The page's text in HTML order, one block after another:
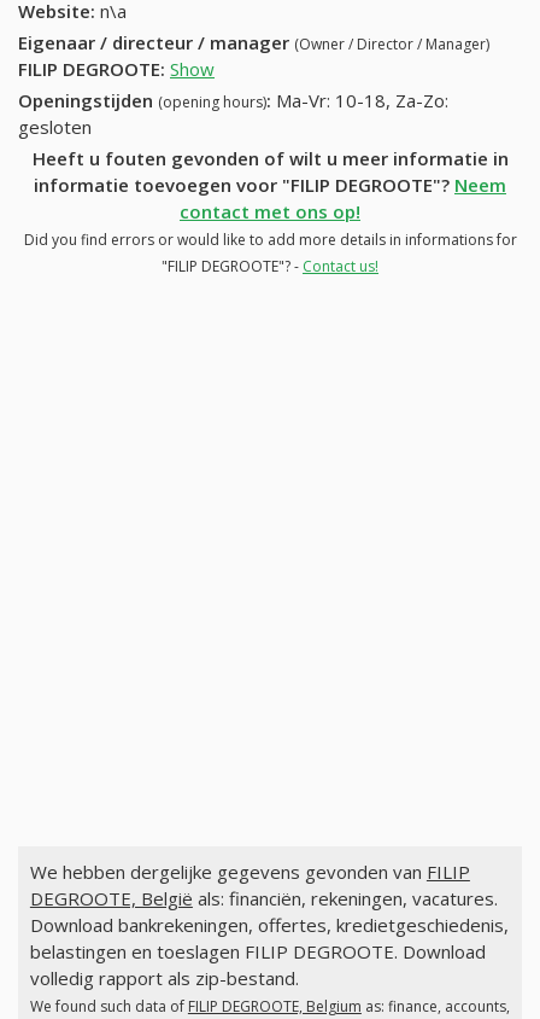
Website: n\a
Eigenaar / directeur / manager (Owner / Director / Manager)
FILIP DEGROOTE: Show
Openingstijden (opening hours): Ma-Vr: 10-18, Za-Zo:
gesloten
Heeft u fouten gevonden of wilt u meer informatie in
informatie toevoegen voor "FILIP DEGROOTE"? Neem
contact met ons op!
Did you find errors or would like to add more details in informations for
"FILIP DEGROOTE"? - Contact us!
We hebben dergelijke gegevens gevonden van FILIP
DEGROOTE, België als: financiën, rekeningen, vacatures.
Download bankrekeningen, offertes, kredietgeschiedenis,
belastingen en toeslagen FILIP DEGROOTE. Download
volledig rapport als zip-bestand.
We found such data of FILIP DEGROOTE, Belgium as: finance, accounts,